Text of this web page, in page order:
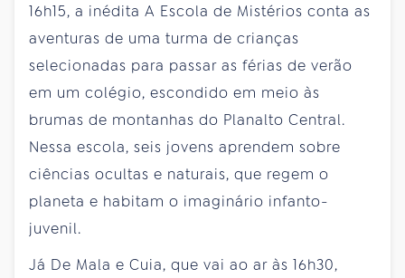
16h15, a inédita A Escola de Mistérios conta as
aventuras de uma turma de crianças
selecionadas para passar as férias de verão
em um colégio, escondido em meio às
brumas de montanhas do Planalto Central.
Nessa escola, seis jovens aprendem sobre
ciências ocultas e naturais, que regem o
planeta e habitam o imaginário infanto-
juvenil.
Já De Mala e Cuia, que vai ao ar às 16h30,